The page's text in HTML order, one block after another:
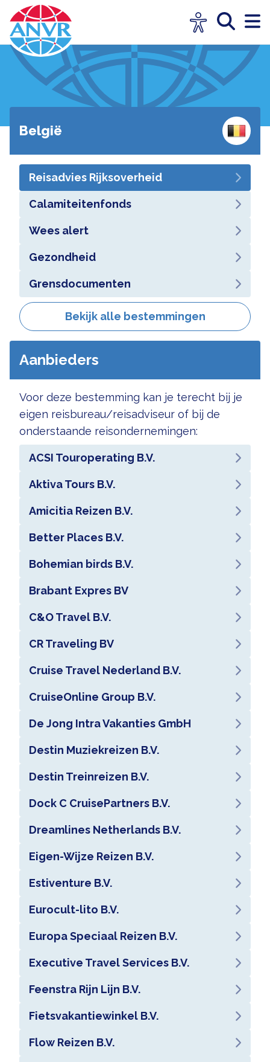
België
Reisadvies Rijksoverheid
Calamiteitenfonds
Wees alert
Gezondheid
Grensdocumenten
Bekijk alle bestemmingen
Aanbieders
Voor deze bestemming kan je terecht bij je
eigen reisbureau/reisadviseur of bij de
onderstaande reisondernemingen:
ACSI Touroperating B.V.
Aktiva Tours B.V.
Amicitia Reizen B.V.
Better Places B.V.
Bohemian birds B.V.
Brabant Expres BV
C&O Travel B.V.
CR Traveling BV
Cruise Travel Nederland B.V.
CruiseOnline Group B.V.
De Jong Intra Vakanties GmbH
Destin Muziekreizen B.V.
Destin Treinreizen B.V.
Dock C CruisePartners B.V.
Dreamlines Netherlands B.V.
Eigen-Wijze Reizen B.V.
Estiventure B.V.
Eurocult-lito B.V.
Europa Speciaal Reizen B.V.
Executive Travel Services B.V.
Feenstra Rijn Lijn B.V.
Fietsvakantiewinkel B.V.
Flow Reizen B.V.